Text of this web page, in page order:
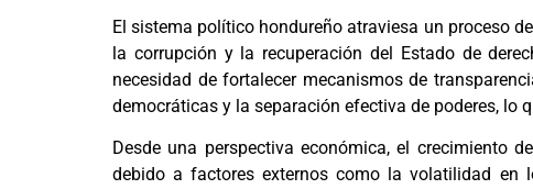
El sistema político hondureño atraviesa un proceso
la corrupción y la recuperación del Estado de
necesidad de fortalecer mecanismos de
democráticas y la separación efectiva de poderes, lo
Desde una perspectiva económica, el crecimiento
debido a factores externos como la volatilidad en